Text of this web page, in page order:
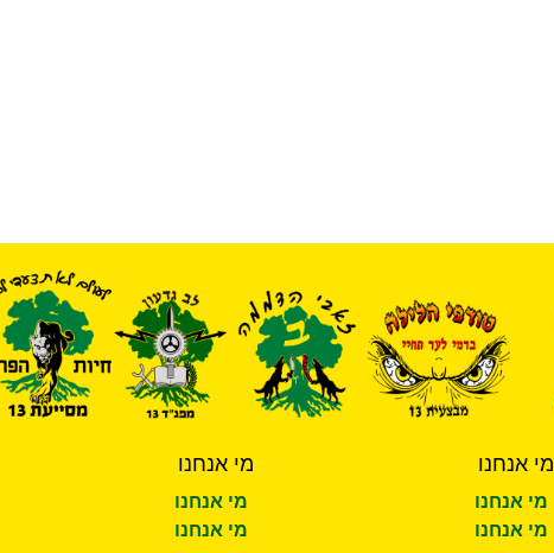
מי אנחנו
מי אנחנו
מי אנחנו
מי אנחנו
מי אנחנו
מי אנחנו